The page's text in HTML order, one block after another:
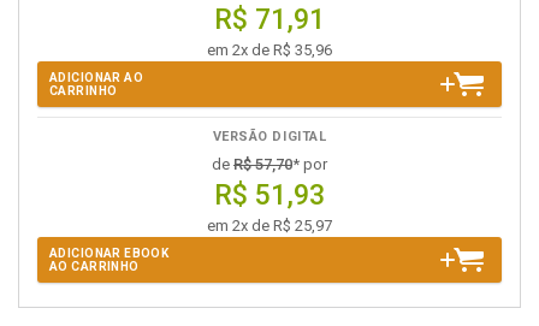
R$ 71,91
em 2x de R$ 35,96
ADICIONAR AO
CARRINHO
VERSÃO DIGITAL
de R$ 57,70* por
R$ 51,93
em 2x de R$ 25,97
ADICIONAR EBOOK
AO CARRINHO